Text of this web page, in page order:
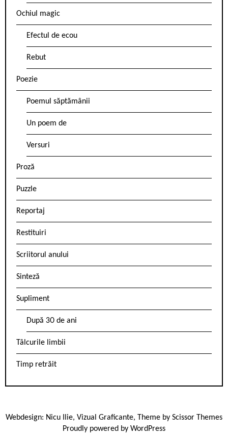
Ochiul magic
Efectul de ecou
Rebut
Poezie
Poemul săptămânii
Un poem de
Versuri
Proză
Puzzle
Reportaj
Restituiri
Scriitorul anului
Sinteză
Supliment
După 30 de ani
Tâlcurile limbii
Timp retrăit
Webdesign: Nicu Ilie, Vizual Graficante, Theme by Scissor Themes
Proudly powered by WordPress